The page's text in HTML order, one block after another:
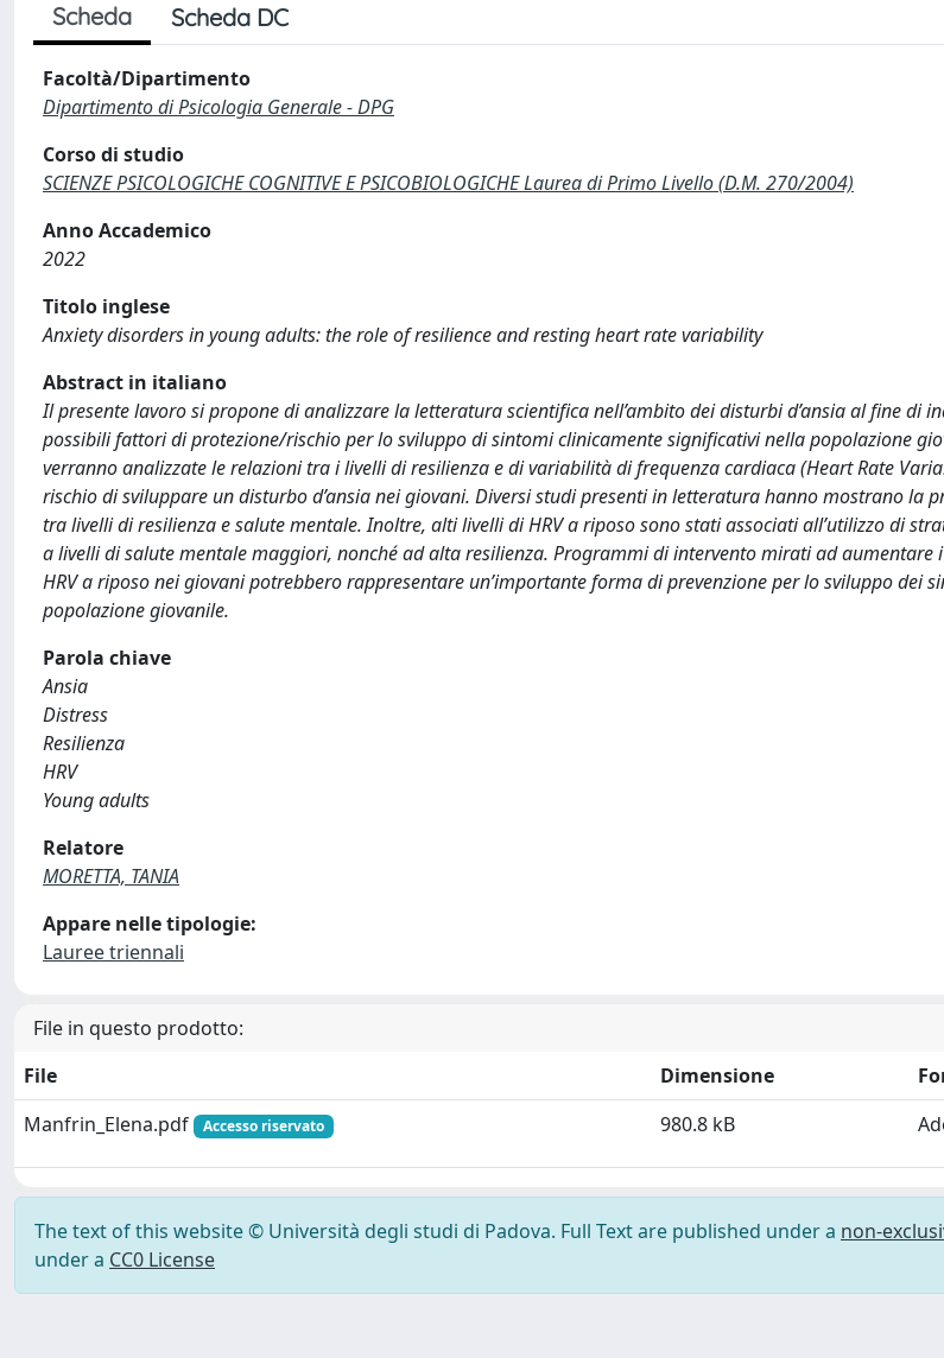
Scheda Scheda DC
Facoltà/Dipartimento
Dipartimento di Psicologia Generale - DPG
Corso di studio
SCIENZE PSICOLOGICHE COGNITIVE E PSICOBIOLOGICHE Laurea di Primo Livello (D.M. 270/2004)
Anno Accademico
2022
Titolo inglese
Anxiety disorders in young adults: the role of resilience and resting heart rate variability
Abstract in italiano
Il presente lavoro si propone di analizzare la letteratura scientifica nell’ambito dei disturbi d’ansia al fine di
possibili fattori di protezione/rischio per lo sviluppo di sintomi clinicamente significativi nella popolazione
verranno analizzate le relazioni tra i livelli di resilienza e di variabilità di frequenza cardiaca (Heart Rate
rischio di sviluppare un disturbo d’ansia nei giovani. Diversi studi presenti in letteratura hanno mostrano la
tra livelli di resilienza e salute mentale. Inoltre, alti livelli di HRV a riposo sono stati associati all’utilizzo di
a livelli di salute mentale maggiori, nonché ad alta resilienza. Programmi di intervento mirati ad aumentare
HRV a riposo nei giovani potrebbero rappresentare un’importante forma di prevenzione per lo sviluppo dei
popolazione giovanile.
Parola chiave
Ansia
Distress
Resilienza
HRV
Young adults
Relatore
MORETTA, TANIA
Appare nelle tipologie:
Lauree triennali
File in questo prodotto:
File
Dimensione
Manfrin_Elena.pdf
Accesso riservato 980.8 kB
The text of this website © Università degli studi di Padova. Full Text are published under a non-
under a CC0 License